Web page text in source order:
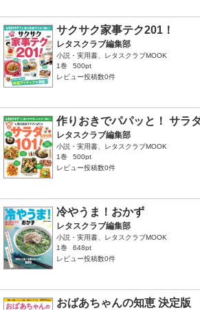
サクサク家事テク201！
レタスクラブ編集部
小説・実用書、レタスクラブMOOK
1巻
500pt
レビュー投稿数0件
作りおきでパパッと！ サラ
レタスクラブ編集部
小説・実用書、レタスクラブMOOK
1巻
500pt
レビュー投稿数0件
冷やうま！おかず
レタスクラブ編集部
小説・実用書、レタスクラブMOOK
1巻
648pt
レビュー投稿数0件
おばあちゃんの知恵 決定版